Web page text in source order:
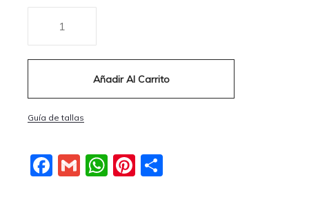
Añadir Al Carrito
Guía de tallas
Facebook
GmailWhatsApp
Pinterest